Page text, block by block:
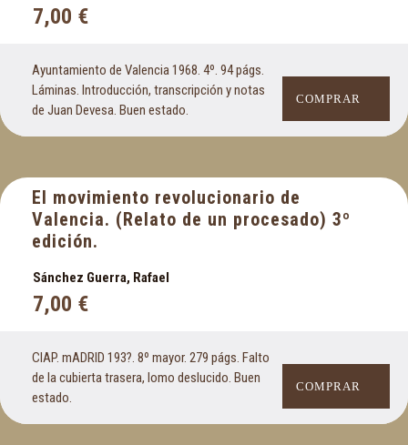
7,00 €
Ayuntamiento de Valencia 1968. 4º. 94 págs.
Láminas. Introducción, transcripción y notas
de Juan Devesa. Buen estado.
COMPRAR
El movimiento revolucionario de
Valencia. (Relato de un procesado) 3º
edición.
Sánchez Guerra, Rafael
7,00 €
CIAP. mADRID 193?. 8º mayor. 279 págs. Falto
de la cubierta trasera, lomo deslucido. Buen
estado.
COMPRAR